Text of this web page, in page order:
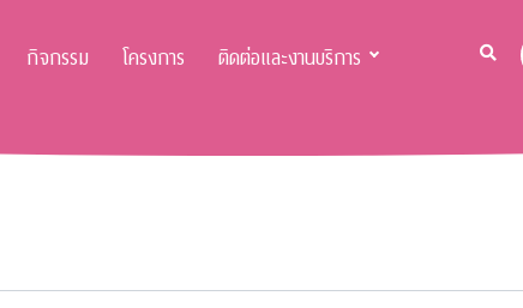
กิจกรรม โครงการ ติดต่อและงานบริการ